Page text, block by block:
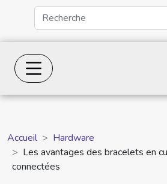
Accueil
Hardware
Les avantages des bracelets en
connectées